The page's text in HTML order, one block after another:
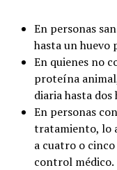
En personas
hasta un huevo
En quienes no
proteína
diaria hasta dos
En personas
tratamiento, lo
a cuatro o
control médico.